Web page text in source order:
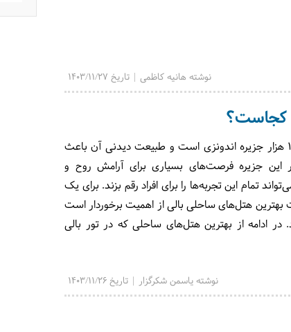
نوشته هانیه کاظمی | تاریخ 1403/11/27
کجاست؟
بالی یکی از شناخته‌ترین مقاصد در میان ۱۷ هزار جزیره اندونزی است و طبیعت دیدنی آن باعث
این جزیره فرصت‌های بسیاری برای آرامش روح و
تمام این تجربه‌ها را برای افراد رقم بزند. برای یک
بهترین هتل‌های ساحلی بالی از اهمیت برخوردار است
در ادامه از بهترین هتل‌های ساحلی که در تور بالی
نوشته یاسمن شکرگزار | تاریخ 1403/11/26